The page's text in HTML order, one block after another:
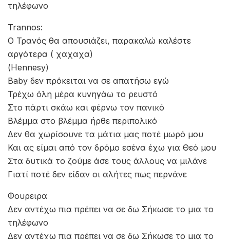
τηλέφωνο
Trannos:
Ο Τρανός θα απουσιάζει, παρακαλώ καλέστε
αργότερα ( χαχαχα)
(Hennesy)
Baby δεν πρόκειται να σε απατήσω εγώ
Τρέχω όλη μέρα κυνηγάω το ρευστό
Στο πάρτι σκάω και φέρνω τον πανικό
Βλέμμα στο βλέμμα ήρθε περιπολικό
Δεν θα χωρίσουνε τα μάτια μας ποτέ μωρό μου
Και ας είμαι από τον δρόμο εσένα έχω για Θεό μου
Στα δυτικά το ζούμε άσε τους άλλους να μιλάνε
Γιατί ποτέ δεν είδαν οι αλήτες πως περνάνε
Φουρειρα
Δεν αντέχω πια πρέπει να σε δω Σήκωσε το μια το
τηλέφωνο
Δεν αντέχω πια πρέπει να σε δω Σήκωσε το μια το